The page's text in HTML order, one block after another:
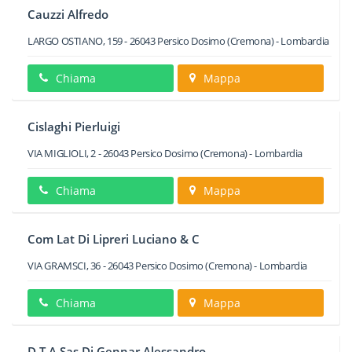
Cauzzi Alfredo
LARGO OSTIANO, 159-26043Persico Dosimo(Cremona) -Lombardia
Chiama Mappa
Cislaghi Pierluigi
VIA MIGLIOLI, 2-26043Persico Dosimo(Cremona) - Lombardia
Chiama Mappa
Com Lat Di Lipreri Luciano & C
VIA GRAMSCI, 36-26043Persico Dosimo(Cremona) - Lombardia
Chiama Mappa